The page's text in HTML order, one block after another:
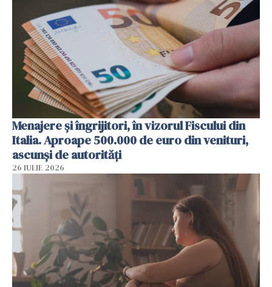
Menajere și îngrijitori, în vizorul Fiscului din
Italia. Aproape 500.000 de euro din venituri,
ascunși de autorități
26 IULIE 2026